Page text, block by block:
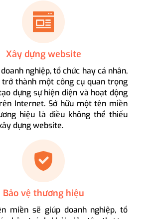
Xây dựng website
nghiệp, tổ chức hay cá nhân,
thành một công cụ quan trọng
dựng sự hiện diện và hoạt động
Internet. Sở hữu một tên miền
hiệu là điều không thể thiếu
dựng website.
Bảo vệ thương hiệu
miền sẽ giúp doanh nghiệp, tổ